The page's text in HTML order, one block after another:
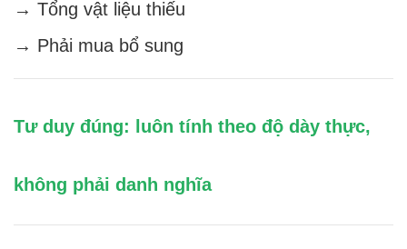
→ Tổng vật liệu thiếu
→ Phải mua bổ sung
Tư duy đúng: luôn tính theo độ dày thực,
không phải danh nghĩa